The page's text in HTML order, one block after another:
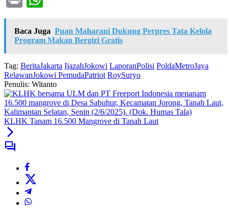
Baca Juga Puan Maharani Dukung Perpres Tata Kelola
Program Makan Bergizi Gratis
Tag: BeritaJakarta IjazahJokowi LaporanPolisi PoldaMetroJaya
RelawanJokowi PemudaPatriot RoySuryo
Penulis: Witanto
KLHK Tanam 16.500 Mangrove di Tanah Laut